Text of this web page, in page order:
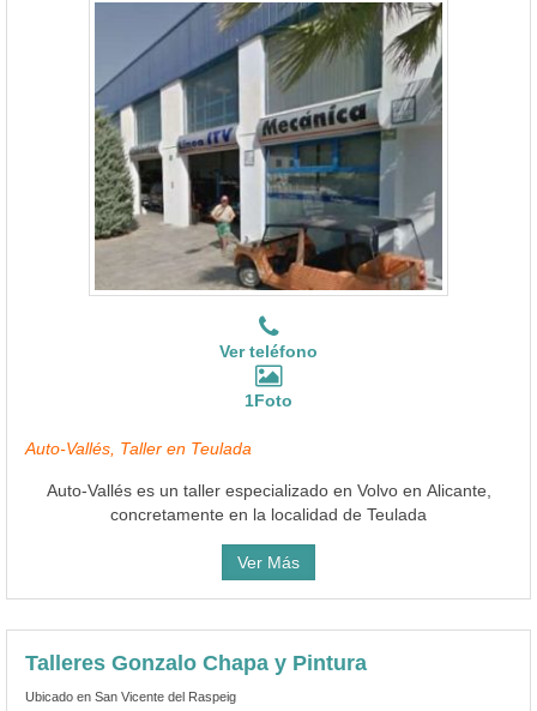
Ver teléfono
1Foto
Auto-Vallés, Taller en Teulada
Auto-Vallés es un taller especializado en Volvo en Alicante,
concretamente en la localidad de Teulada
Ver Más
Talleres Gonzalo Chapa y Pintura
Ubicado en San Vicente del Raspeig